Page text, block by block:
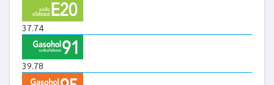
37.74
39.78